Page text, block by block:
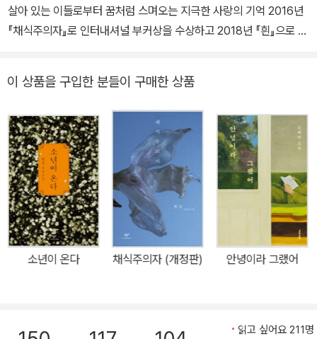
살아 있는 이들로부터 꿈처럼 스며오는 지극한 사랑의 기억 2016년
『채식주의자』로 인터내셔널 부커상을 수상하고 2018년 『흰』으로 같
학동네』에 전반부를 연재하면서부터 큰 관심을 모았고, 그뒤 일 년여
에 걸쳐 후반부를 집필하고 또 전체를 공들여 다듬는 지난한 과정을
거쳐 완성되었다. 본래 「눈 한 송이가 녹는 동안」(2015년 황순원문학
상 수상작), 「작별」(2018년 김유정문학상 수상작)을 잇는 ‘눈’ 3부작
의 마지막 작품으로 구상되었으나 그 자체 완결된 작품의 형태로 엮
이게 된바, 한강 작가의 문학적 궤적에서 『작별하지 않는다』가 지니
는 각별한 의미를 짚어볼 수 있다. 이로써 『소년이 온다』(2014),
『흰』(2016), ‘눈’ 연작(2015, 2017) 등 근작들을 통해 어둠 속에서
도 한줄기 빛을 향해 나아가는 인간의 고투와 존엄을 그려온 한강 문
학이 다다른 눈부신 현재를 또렷한 모습으로 확인할 수 있게 되었다.
선연한 이미지와 유려하고 시적인 문장에 실려 압도적인 아름다움으
이 상품을 구입한 분들이 구매한 상품
소년이 온다 채식주의자 (개정판) 안녕이라 그랬어
읽고 싶어요 211명